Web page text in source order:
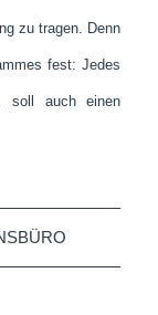
zu tragen. Denn
fest: Jedes
soll auch einen